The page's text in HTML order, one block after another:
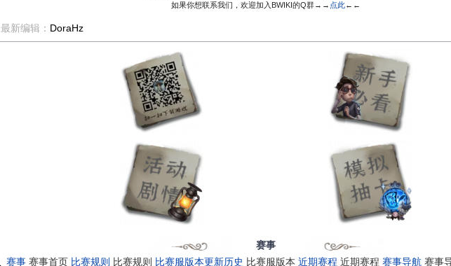
如果你想联系我们，欢迎加入BWIKI的Q群→→ 点此←←
最新编辑： DoraHz
赛事
赛事 赛事首页 比赛规则 比赛规则 比赛服版本更新历史 比赛服版本 近期赛程 近期赛程 赛事导航 赛事